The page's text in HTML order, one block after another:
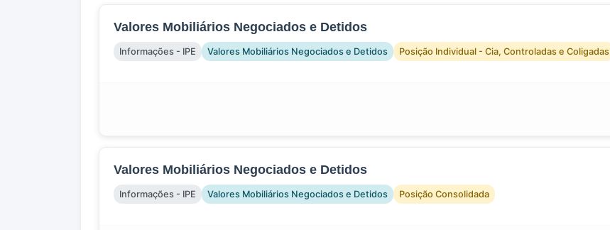
Valores Mobiliários Negociados e Detidos
Informações - IPE Valores Mobiliários Negociados e Detidos Posição Individual - Cia, Controladas e Coligadas
Valores Mobiliários Negociados e Detidos
Informações - IPE Valores Mobiliários Negociados e Detidos Posição Consolidada